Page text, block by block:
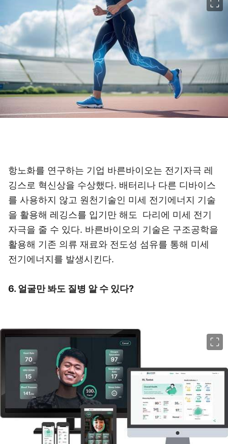
항노화를 연구하는 기업 바른바이오는 전기자극 레
깅스로 혁신상을 수상했다. 배터리나 다른 디바이스
를 사용하지 않고 원천기술인 미세 전기에너지 기술
을 활용해 레깅스를 입기만 해도 다리에 미세 전기
자극을 줄 수 있다. 바른바이오의 기술은 구조공학을
활용해 기존 의류 재료와 전도성 섬유를 통해 미세
전기에너지를 발생시킨다.
6. 얼굴만 봐도 질병 알 수 있다?